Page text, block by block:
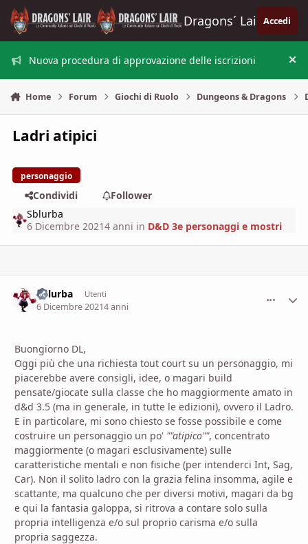
Vai al contenuto
Dragons´ Lair Accedi
Nuova procedura di approvazione delle iscrizioni
Home Forum Giochi di Ruolo Dungeons & Dragons
Ladri atipici
personaggio
Condividi
Follower
Sblurba
6 Dicembre 20214 anni in D&D 3e personaggi e mostri
Sblurba Utenti
6 Dicembre 20214 anni
Buongiorno DL,
Oggi più che una richiesta tout court su un personaggio, mi
piacerebbe avere consigli, idee, o magari build
pensate/giocate sulla classe che ho maggiormente amato in
d&d 3.5 (ma in generale, in tutte le edizioni), ovvero il Ladro.
E in particolare, mi sono chiesto se fosse possibile e come
costruire un personaggio un po' ""atipico"", concentrato
maggiormente (o magari esclusivamente) sulle
caratteristiche mentali e non fisiche (per intenderci Int, Sag,
Car). Non il solito ladro con la grazia felina insomma, agile e
scattante, ma qualcuno che per diversi motivi, magari da bg
e qui la fantasia galoppa, si ritrova a contare solo sulla
propria intelligenza e/o sul proprio carisma e/o sulla
propria saggezza.